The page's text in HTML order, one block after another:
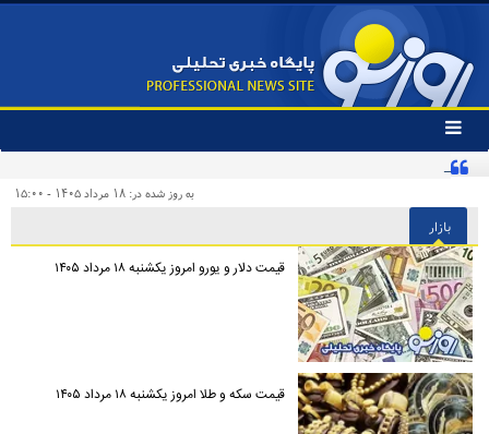
تغییر
وضعیت
منوی
ها
به روز شده در: ۱۸ مرداد ۱۴۰۵ - ۱۵:۰۰
بازار
قیمت دلار و یورو امروز یکشنبه ۱۸ مرداد ۱۴۰۵
قیمت سکه و طلا امروز یکشنبه ۱۸ مرداد ۱۴۰۵